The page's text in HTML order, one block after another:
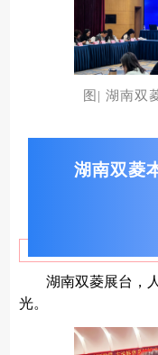
图| 湖南双
湖南双菱
湖南双菱展台，
光。